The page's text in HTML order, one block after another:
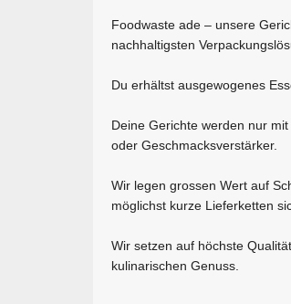
Foodwaste ade – unsere
nachhaltigsten
Du erhältst ausgewogenes
Deine Gerichte werden nur
oder Geschmacksverstärker.
Wir legen grossen Wert auf
möglichst kurze Lieferketten
Wir setzen auf höchste
kulinarischen Genuss.